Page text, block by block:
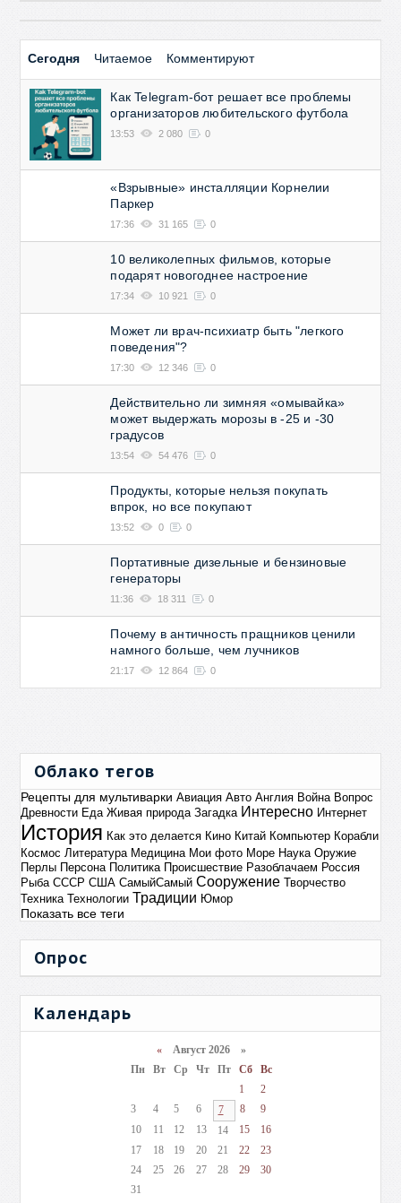
Сегодня Читаемое Комментируют
Как Telegram-бот решает все проблемы
организаторов любительского футбола
13:53 2 080 0
«Взрывные» инсталляции Корнелии
Паркер
17:36 31 165 0
10 великолепных фильмов, которые
подарят новогоднее настроение
17:34 10 921 0
Может ли врач-психиатр быть "легкого
поведения"?
17:30 12 346 0
Действительно ли зимняя «омывайка»
может выдержать морозы в -25 и -30
градусов
13:54 54 476 0
Продукты, которые нельзя покупать
впрок, но все покупают
13:52 0 0
Портативные дизельные и бензиновые
генераторы
11:36 18 311 0
Почему в античность пращников ценили
намного больше, чем лучников
21:17 12 864 0
Облако тегов
Рецепты для мультиварки Авиация Авто Англия Война Вопрос
Древности Еда Живая природа Загадка Интересно Интернет
История Как это делается Кино Китай Компьютер Корабли
Космос Литература Медицина Мои фото Море Наука Оружие
Перлы Персона Политика Происшествие Разоблачаем Россия
Рыба СССР США СамыйСамый Сооружение Творчество
Техника Технологии Традиции Юмор
Показать все теги
Опрос
Календарь
«Август 2026 »
Пн
Вт Ср Чт Пт Сб
Вс
1
2
3
4 5 6 7 8
9
10
11 12 13 14 15
16
17
18 19 20 21 22
23
24
25 26 27 28 29
30
31